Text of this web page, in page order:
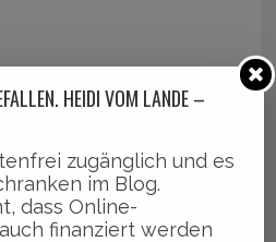
HEIDI VOM LANDE –
zugänglich und es
im Blog.
dass Online-
finanziert werden